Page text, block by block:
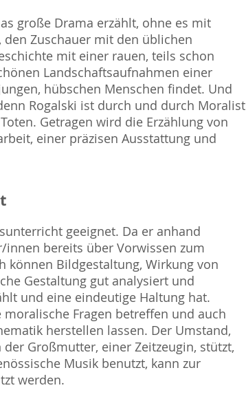
große Drama erzählt, ohne es mit
Zuschauer mit den üblichen
mit einer rauen, teils schon
Landschaftsaufnahmen einer
hübschen Menschen findet. Und
Rogalski ist durch und durch Moralist
Getragen wird die Erzählung von
einer präzisen Ausstattung und
geeignet. Da er anhand
innen bereits über Vorwissen zum
können Bildgestaltung, Wirkung von
Gestaltung gut analysiert und
und eine eindeutige Haltung hat.
Fragen betreffen und auch
herstellen lassen. Der Umstand,
Großmutter, einer Zeitzeugin, stützt,
Musik benutzt, kann zur
werden.